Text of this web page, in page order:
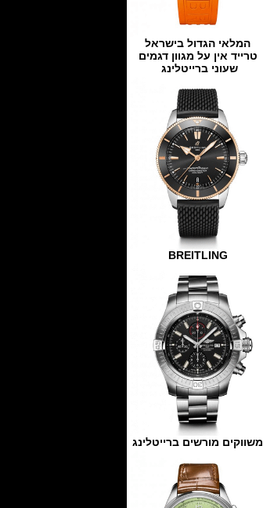
המלאי הגדול בישראל
טרייד אין על מגוון דגמים
שעוני ברייטלינג
BREITLING
משווקים מורשים ברייטלינג